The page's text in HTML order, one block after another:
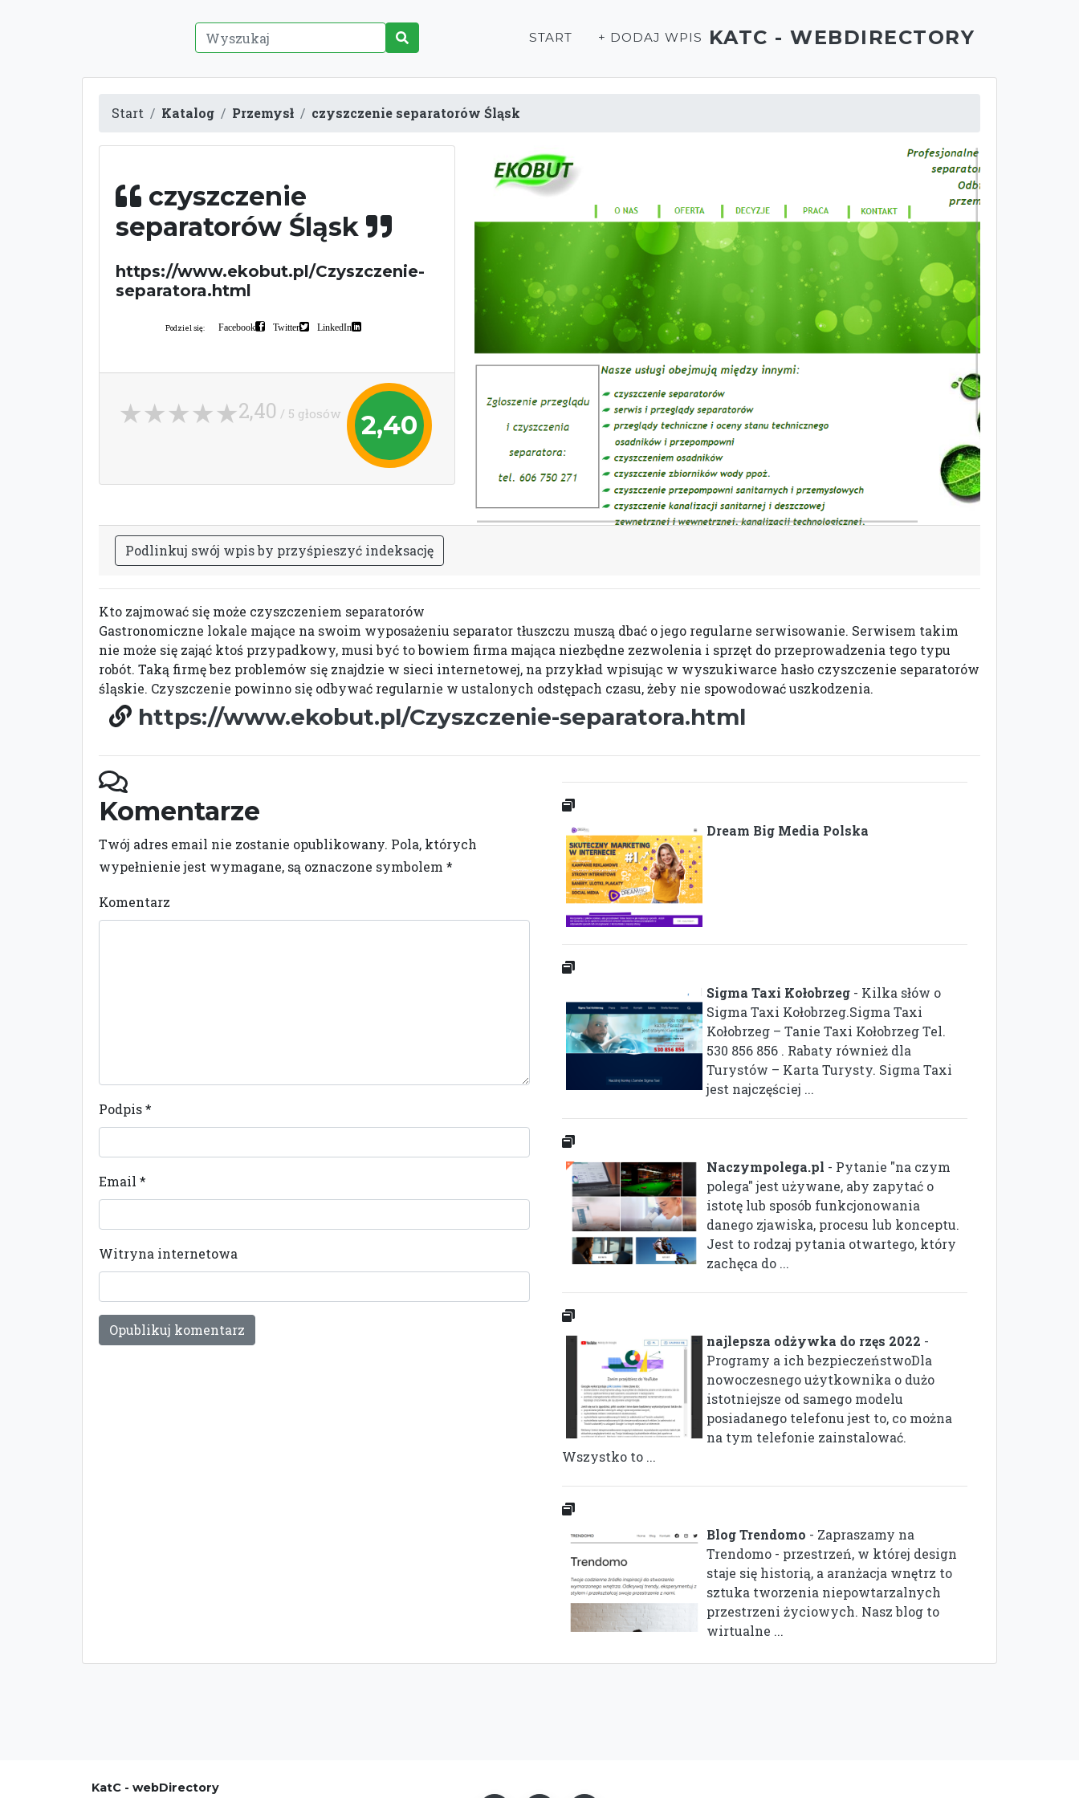
START + DODAJ WPIS KATC - WEBDIRECTORY
Start Katalog Przemysł czyszczenie separatorów Śląsk
czyszczenie
separatorów Śląsk
https://www.ekobut.pl/Czyszczenie-
separatora.html
Podziel się: Facebook Twitter LinkedIn
2,40
2,40 / 5 głosów
Podlinkuj swój wpisby przyśpieszyć indeksację
Kto zajmować się może czyszczeniem separatorów
Gastronomiczne lokale mające na swoim wyposażeniu separator tłuszczu muszą dbać o jego regularne serwisowanie. Serwisem takim
nie może się zająć ktoś przypadkowy, musi być to bowiem firma mająca niezbędne zezwolenia i sprzęt do przeprowadzenia tego typu
robót. Taką firmę bez problemów się znajdzie w sieci internetowej, na przykład wpisując w wyszukiwarce hasło czyszczenie separatorów
śląskie. Czyszczenie powinno się odbywać regularnie w ustalonych odstępach czasu, żeby nie spowodować uszkodzenia.
https://www.ekobut.pl/Czyszczenie-separatora.html
Komentarze
Twój adres email nie zostanie opublikowany. Pola, których
wypełnienie jest wymagane, są oznaczone symbolem *
Komentarz
Podpis*
Email *
Witryna internetowa
Dream Big Media Polska
Sigma Taxi Kołobrzeg - Kilka słów o
Sigma Taxi Kołobrzeg.Sigma Taxi
Kołobrzeg – Tanie Taxi Kołobrzeg Tel.
530 856 856 . Rabaty również dla
Turystów – Karta Turysty. Sigma Taxi
jest najczęściej ...
Naczympolega.pl - Pytanie "na czym
polega" jest używane, aby zapytać o
istotę lub sposób funkcjonowania
danego zjawiska, procesu lub konceptu.
Jest to rodzaj pytania otwartego, który
zachęca do ...
najlepsza odżywka do rzęs 2022 -
Programy a ich bezpieczeństwoDla
nowoczesnego użytkownika o dużo
istotniejsze od samego modelu
posiadanego telefonu jest to, co można
na tym telefonie zainstalować.
Wszystko to ...
Blog Trendomo - Zapraszamy na
Trendomo - przestrzeń, w której design
staje się historią, a aranżacja wnętrz to
sztuka tworzenia niepowtarzalnych
przestrzeni życiowych. Nasz blog to
wirtualne ...
KatC - webDirectory